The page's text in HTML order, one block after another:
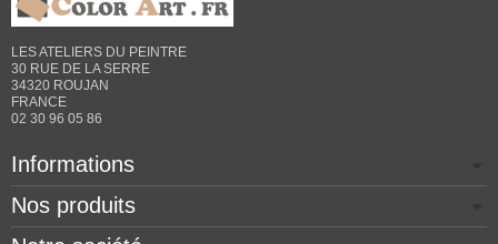
LES ATELIERS DU PEINTRE
30 RUE DE LA SERRE
34320 ROUJAN
FRANCE
02 30 96 05 86
Informations
Nos produits